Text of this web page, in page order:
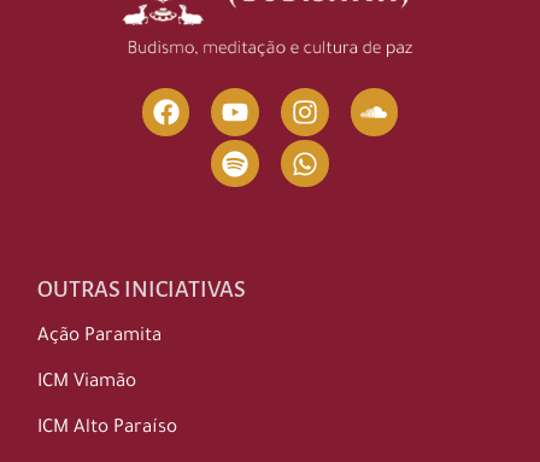
OUTRAS INICIATIVAS
Ação Paramita
ICM Viamão
ICM Alto Paraíso